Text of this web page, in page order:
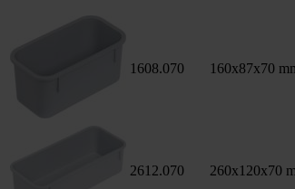
1608.070 160x87x70
2612.070 260x120x70